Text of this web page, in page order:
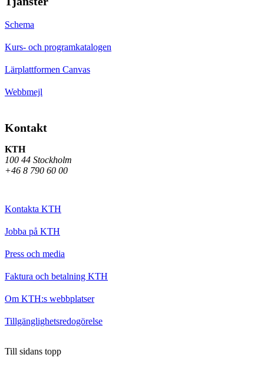
Schema
Kurs- och programkatalogen
Lärplattformen Canvas
Webbmejl
Kontakt
KTH
100 44 Stockholm
+46 8 790 60 00
Kontakta KTH
Jobba på KTH
Press och media
Faktura och betalning KTH
Om KTH:s webbplatser
Tillgänglighetsredogörelse
Till sidans topp